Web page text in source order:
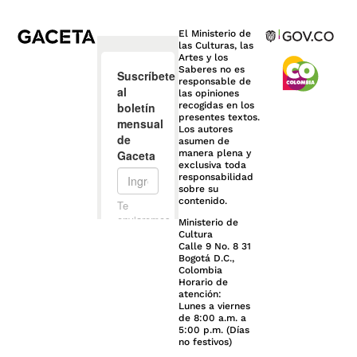
El Ministerio de
las Culturas, las
Artes y los
Saberes no es
responsable de
las opiniones
recogidas en los
presentes textos.
Los autores
asumen de
manera plena y
exclusiva toda
responsabilidad
sobre su
contenido.
Ministerio de
Cultura
Calle 9 No. 8 31
Bogotá D.C.,
Colombia
Horario de
atención:
Lunes a viernes
de 8:00 a.m. a
5:00 p.m. (Días
no festivos)